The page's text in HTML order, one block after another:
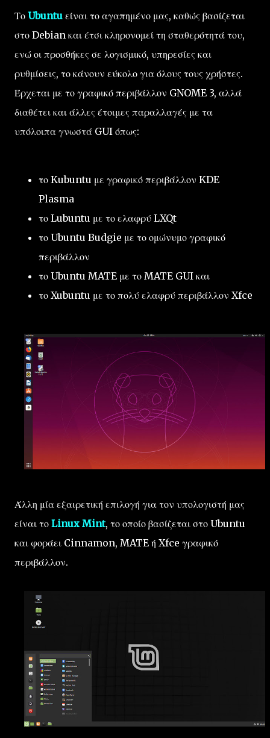
Το Ubuntu είναι το αγαπημένο μας, καθώς βασίζεται
στο Debian και έτσι κληρονομεί τη σταθερότητά του,
ενώ οι προσθήκες σε λογισμικό, υπηρεσίες και
ρυθμίσεις, το κάνουν εύκολο για όλους τους χρήστες.
Έρχεται με το γραφικό περιβάλλον GNOME 3, αλλά
διαθέτει και άλλες έτοιμες παραλλαγές με τα
υπόλοιπα γνωστά GUI όπως:
το Kubuntu με γραφικό περιβάλλον KDE
Plasma
το Lubuntu με το ελαφρύ LXQt
το Ubuntu Budgie με το ομώνυμο γραφικό
περιβάλλον
το Ubuntu MATE με το MATE GUI και
το Xubuntu με το πολύ ελαφρύ περιβάλλον Xfce
Άλλη μία εξαιρετική επιλογή για τον υπολογιστή μας
είναι το Linux Mint, το οποίο βασίζεται στο Ubuntu
και φοράει Cinnamon, MATE ή Xfce γραφικό
περιβάλλον.